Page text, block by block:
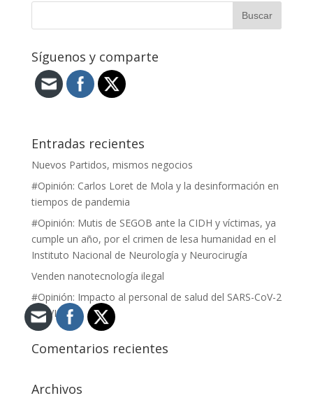
Síguenos y comparte
Entradas recientes
Nuevos Partidos, mismos negocios
#Opinión: Carlos Loret de Mola y la desinformación en
tiempos de pandemia
#Opinión: Mutis de SEGOB ante la CIDH y víctimas, ya
cumple un año, por el crimen de lesa humanidad en el
Instituto Nacional de Neurología y Neurocirugía
Venden nanotecnología ilegal
#Opinión: Impacto al personal de salud del SARS-CoV-2
(COVID-19).
Comentarios recientes
Archivos